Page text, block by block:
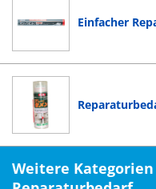
Einfacher
Weitere